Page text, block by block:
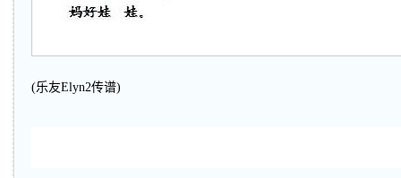
(乐友Elyn2传谱)